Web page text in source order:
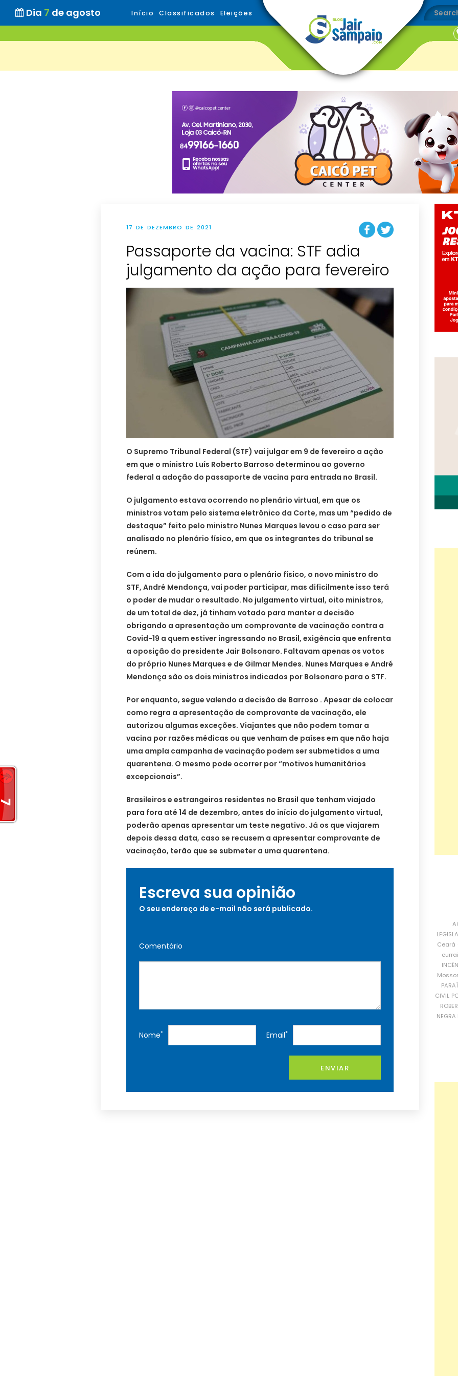
Dia 7 de agosto Início Classificados Eleições
17 DE DEZEMBRO DE 2021
Passaporte da vacina: STF adia
julgamento da ação para fevereiro
O Supremo Tribunal Federal (STF) vai julgar em 9 de fevereiro a ação
em que o ministro Luís Roberto Barroso determinou ao governo
federal a adoção do passaporte de vacina para entrada no Brasil.
O julgamento estava ocorrendo no plenário virtual, em que os
ministros votam pelo sistema eletrônico da Corte, mas um “pedido de
destaque” feito pelo ministro Nunes Marques levou o caso para ser
analisado no plenário físico, em que os integrantes do tribunal se
reúnem.
Com a ida do julgamento para o plenário físico, o novo ministro do
STF, André Mendonça, vai poder participar, mas dificilmente isso terá
o poder de mudar o resultado. No julgamento virtual, oito ministros,
de um total de dez, já tinham votado para manter a decisão
obrigando a apresentação um comprovante de vacinação contra a
Covid-19 a quem estiver ingressando no Brasil, exigência que enfrenta
a oposição do presidente Jair Bolsonaro. Faltavam apenas os votos
do próprio Nunes Marques e de Gilmar Mendes. Nunes Marques e André
Mendonça são os dois ministros indicados por Bolsonaro para o STF.
Por enquanto, segue valendo a decisão de Barroso . Apesar de colocar
como regra a apresentação de comprovante de vacinação, ele
autorizou algumas exceções. Viajantes que não podem tomar a
vacina por razões médicas ou que venham de países em que não haja
uma ampla campanha de vacinação podem ser submetidos a uma
quarentena. O mesmo pode ocorrer por “motivos humanitários
excepcionais”.
Brasileiros e estrangeiros residentes no Brasil que tenham viajado
para fora até 14 de dezembro, antes do início do julgamento virtual,
poderão apenas apresentar um teste negativo. Já os que viajarem
depois dessa data, caso se recusem a apresentar comprovante de
vacinação, terão que se submeter a uma quarentena.
Escreva sua opinião
O seu endereço de e-mail não será publicado.
Comentário
Nome* Email*
ENVIAR
Ceará
CIVIL
NEGRA